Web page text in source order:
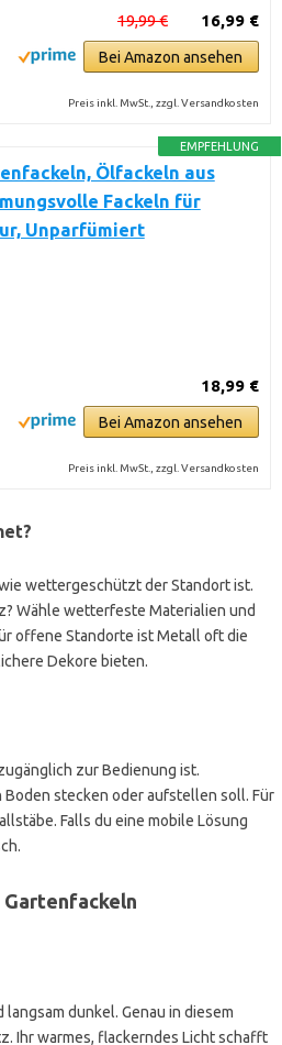
16,99 €
19,99 €
Bei Amazon ansehen
Preis inkl. MwSt., zzgl. Versandkosten
EMPFEHLUNG
Ölfackeln aus
Fackeln für
Unparfümiert
18,99 €
Bei Amazon ansehen
Preis inkl. MwSt., zzgl. Versandkosten
wettergeschützt der Standort ist.
Wähle wetterfeste Materialien und
offene Standorte ist Metall oft die
Dekore bieten.
zur Bedienung ist.
Boden stecken oder aufstellen soll. Für
Falls du eine mobile Lösung
dunkel. Genau in diesem
Ihr warmes, flackerndes Licht schafft